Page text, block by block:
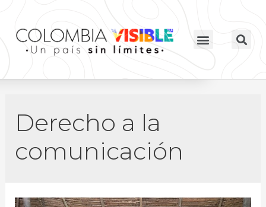
Derecho a la
comunicación